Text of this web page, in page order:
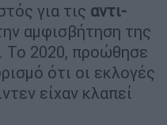
για τις αντι-
αμφισβήτηση της
Το 2020, προώθησε
ότι οι εκλογές
είχαν κλαπεί